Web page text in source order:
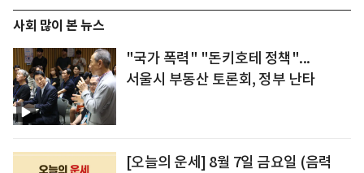
사회 많이 본 뉴스
"국가 폭력" "돈키호테 정책"...
서울시 부동산 토론회, 정부 난타
[오늘의 운세] 8월 7일 금요일 (음력